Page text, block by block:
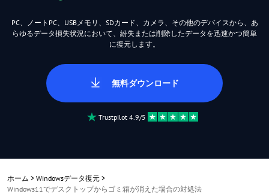
PC、ノートPC、USBメモリ、SDカード、カメラ、その他のデバイスから、あ
らゆるデータ損失状況において、紛失または削除したデータを迅速かつ簡単
に復元します。
無料ダウンロード
Trustpilot 4.9/5
ホーム > Windowsデータ復元 >
Windows11でデスクトップからゴミ箱が消えた場合の対処法